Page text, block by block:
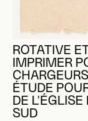
ROTATIVE
IMPRIMER
ÉTUDE
DE
SUD